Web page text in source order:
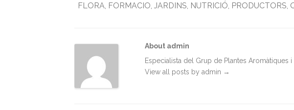
b
k
t
l
e
s
p
t
FLORA, FORMACIO, JARDINS, NUTRICIÓ, PRODUCTORS,
About admin
Especialista del Grup de Plantes Aromàtiques
View all posts by admin →